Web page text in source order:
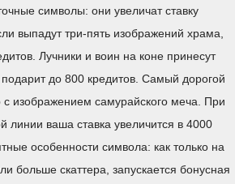
символы: они увеличат ставку
выпадут три-пять изображений храма,
Лучники и воин на коне принесут
до 800 кредитов. Самый дорогой
изображением самурайского меча. При
линии ваша ставка увеличится в 4000
особенности символа: как только на
больше скаттера, запускается бонусная